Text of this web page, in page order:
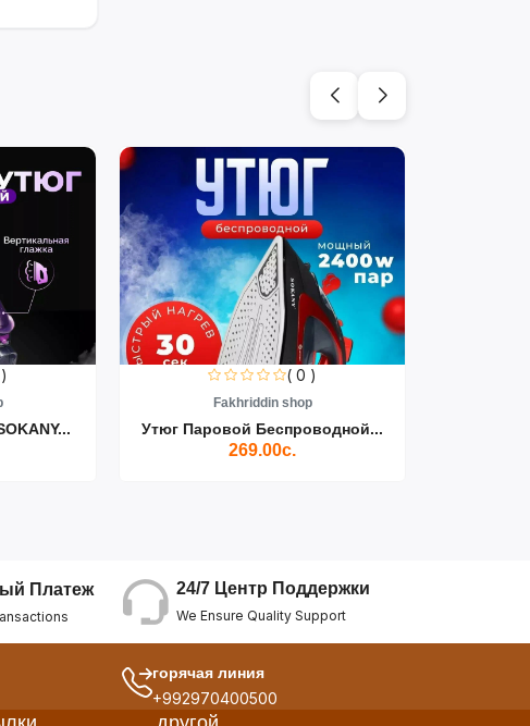
( 0 )
Fakhriddin shop
Утюг Паровой Беспроводной...
269.00с.
Платеж 24/7 Центр Поддержки
We Ensure Quality Support
горячая линия
+992970400500